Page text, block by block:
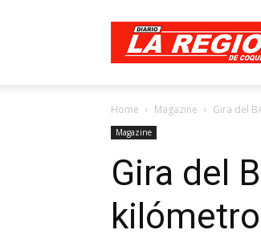
Diario
Región
Home Magazine Gira del
Magazine
Gira del